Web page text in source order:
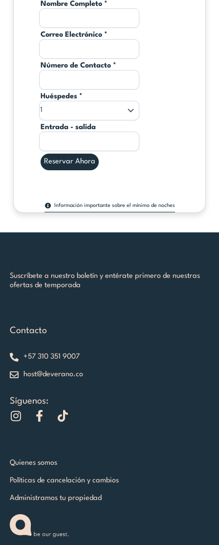
Nombre Completo *
Correo Electrónico *
Número de Contacto *
Huéspedes *
Entrada - salida
Reservar Ahora
Información importante sobre el mínimo de noches
Suscríbete a nuestro boletín y entérate primero de nuestras
ofertas de temporada
Contacto
+57 310 351 9007
host@deverano.co
Síguenos:
I
a
r
a
F
b
o
k
T
Quienes somos
Políticas de cancelación y cambios
Administramos tu propiedad